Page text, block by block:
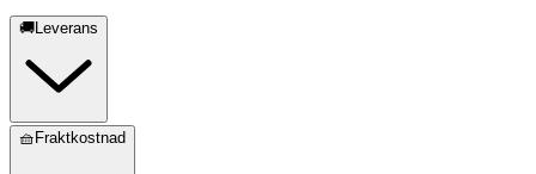
🚚Leverans
🧺Fraktkostnad